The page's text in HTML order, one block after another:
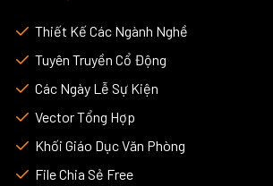
Thiết Kế Các Ngành Nghề
Tuyên Truyền Cổ Động
Các Ngày Lễ Sự Kiện
Vector Tổng Hợp
Khối Giáo Dục Văn Phòng
File Chia Sẻ Free